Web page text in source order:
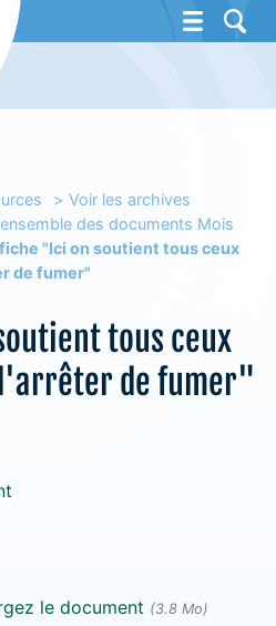
- Comité départemental
Voir les archives
des documents Mois
"Ici on soutient tous ceux
de fumer"
tous ceux
de fumer"
le document (3.8 Mo)